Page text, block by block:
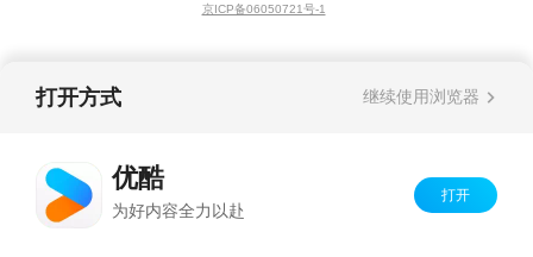
京ICP备06050721号-1
打开方式 继续使用浏览器
优酷
为好内容全力以赴
打开